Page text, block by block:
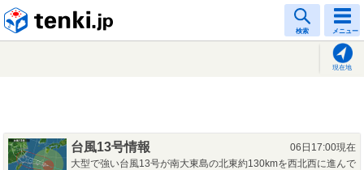
検索 メニュー
現在地
台風13号情報
06日17:00現在
大型で強い台風13号が南大東島の北東約130kmを西北西に進んで